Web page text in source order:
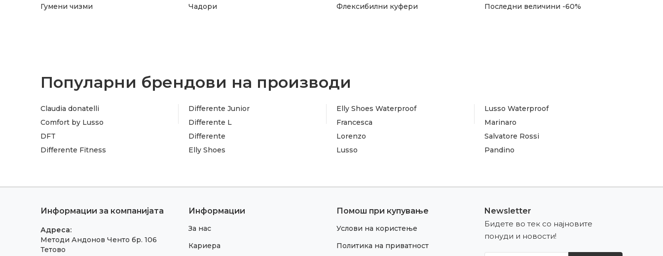
Гумени чизми
Чадори
Флексибилни куфери
Последни величини -60%
Популарни брендови на производи
Claudia donatelli
Comfort by Lusso
DFT
Differente Fitness
Differente Junior
Differente L
Differente
Elly Shoes
Elly Shoes Waterproof
Francesca
Lorenzo
Lusso
Lusso Waterproof
Marinaro
Salvatore Rossi
Pandino
Информации за компанијата
Адреса:
Методи Андонов Ченто бр. 106
Тетово
Информации
За нас
Кариера
Помош при купување
Услови на користење
Политика на приватност
Newsletter
Бидете во тек со најновите
понуди и новости!